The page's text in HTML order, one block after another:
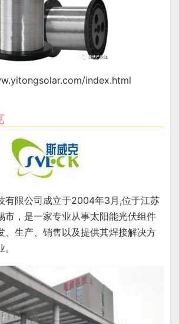
index.html
有限公司成立于2004年3月,位于江苏
市，是一家专业从事太阳能光伏组件
、生产、销售以及提供其焊接解决方